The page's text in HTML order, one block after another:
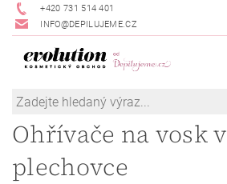
+420 731 514 401
INFO@DEPILUJEME.CZ
Ohřívače na vosk v
plechovce